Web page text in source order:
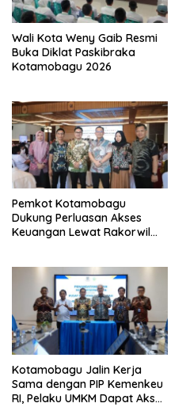
Wali Kota Weny Gaib Resmi
Buka Diklat Paskibraka
Kotamobagu 2026
Pemkot Kotamobagu
Dukung Perluasan Akses
Keuangan Lewat Rakorwil
Kotamobagu Jalin Kerja
Sama dengan PIP Kemenkeu
RI, Pelaku UMKM Dapat Akses